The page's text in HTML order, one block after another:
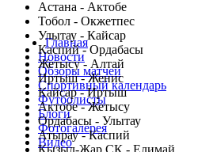
Астана - Актобе
Тобол - Окжетпес
Улытау - Кайсар
Каспий - Ордабасы
Жетысу - Алтай
Иртыш - Женис
Кайсар - Иртыш
Актобе - Жетысу
Ордабасы - Улытау
Атырау - Каспий
Главная
Новости
Обзоры матчей
Спортивный календарь
Футболисты
Блоги
Фотогалерея
Видео